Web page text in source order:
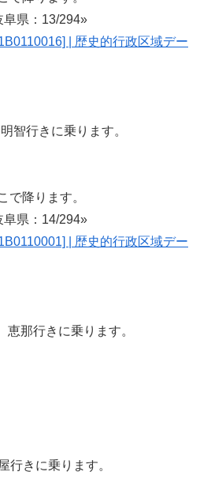
県：13/294»
| 歴史的行政区域デー
智行きに乗ります。
で降ります。
県：14/294»
| 歴史的行政区域デー
那行きに乗ります。
行きに乗ります。